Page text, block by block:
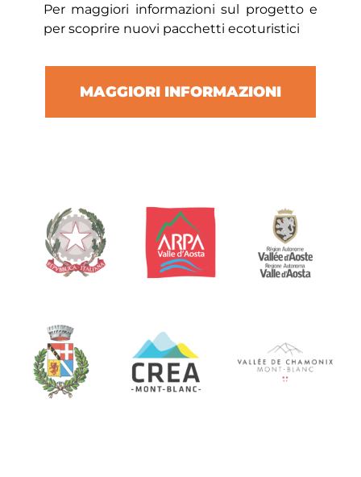
Per maggiori informazioni sul progetto e
per scoprire nuovi pacchetti ecoturistici
MAGGIORI INFORMAZIONI